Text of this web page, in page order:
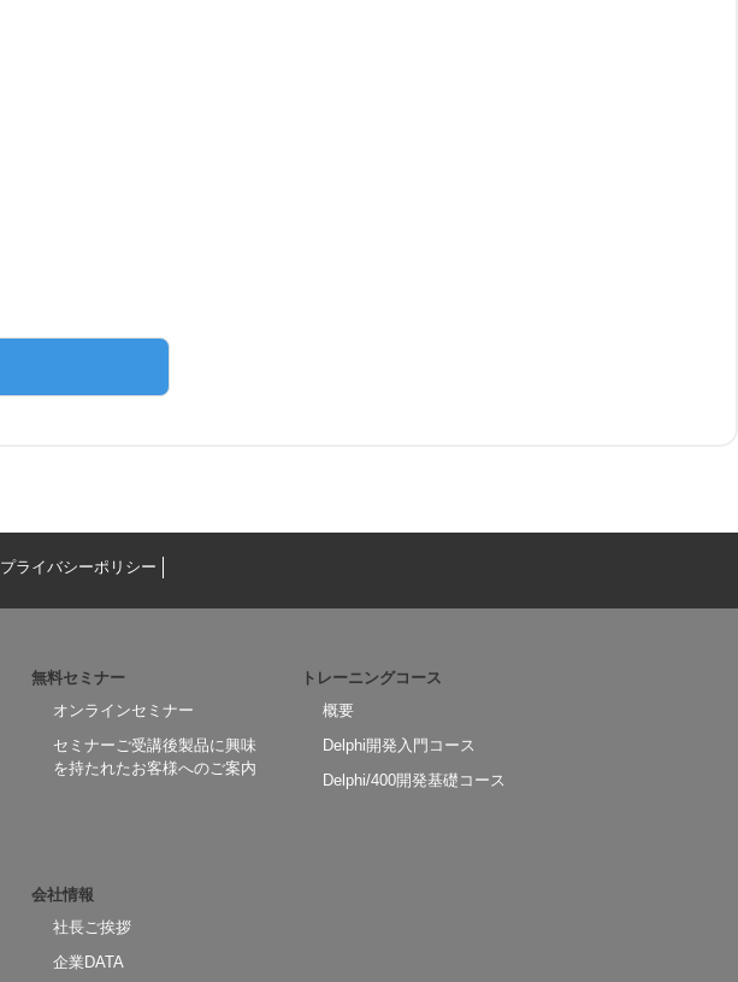
プライバシーポリシー
無料セミナー
オンラインセミナー
セミナーご受講後製品に興味
を持たれたお客様へのご案内
トレーニングコース
概要
Delphi開発入門コース
Delphi/400開発基礎コース
会社情報
社長ご挨拶
企業DATA